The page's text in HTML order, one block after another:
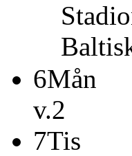
6Mån
v.2
7Tis